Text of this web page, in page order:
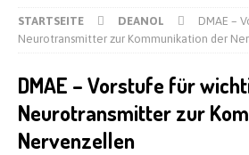
STARTSEITE DEANOL
DMAE –
Neurotransmitter zur Kommunikation der
DMAE – Vorstufe für
Neurotransmitter zur
Nervenzellen